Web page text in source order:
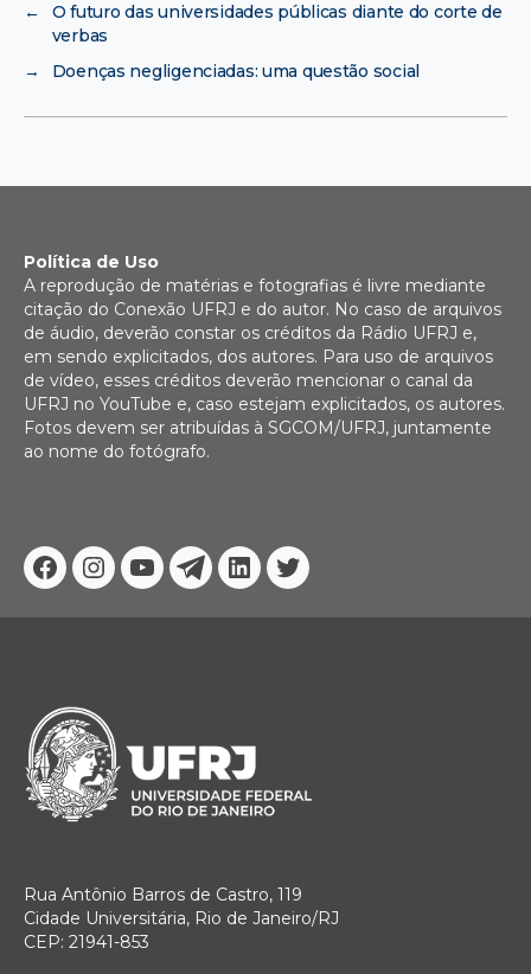
←
O futuro das universidades públicas diante do corte de
verbas
→
Doenças negligenciadas: uma questão social
Facebook
Instagram
YoutubeTelegram
Linkedin
Twitter
Política de Uso
A reprodução de matérias e fotografias é livre mediante
citação do Conexão UFRJ e do autor. No caso de arquivos
de áudio, deverão constar os créditos da Rádio UFRJ e,
em sendo explicitados, dos autores. Para uso de arquivos
de vídeo, esses créditos deverão mencionar o canal da
UFRJ no YouTube e, caso estejam explicitados, os autores.
Fotos devem ser atribuídas à SGCOM/UFRJ, juntamente
ao nome do fotógrafo.
Rua Antônio Barros de Castro, 119
Cidade Universitária, Rio de Janeiro/RJ
CEP: 21941-853